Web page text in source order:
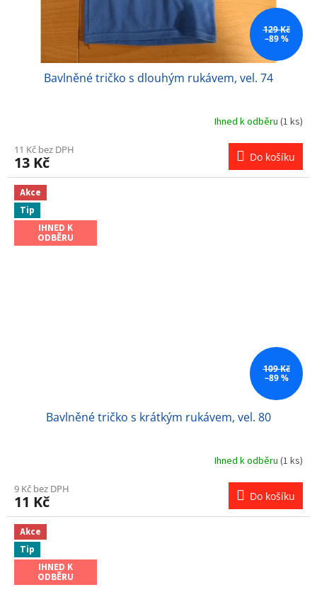
129 Kč
–89 %
Bavlněné tričko s dlouhým rukávem, vel. 74
Ihned k odběru (1 ks)
11 Kč bez DPH
13 Kč Do košíku
Akce
Tip
IHNED K
ODBĚRU
109 Kč
–89 %
Bavlněné tričko s krátkým rukávem, vel. 80
Ihned k odběru (1 ks)
9 Kč bez DPH
11 Kč Do košíku
Akce
Tip
IHNED K
ODBĚRU